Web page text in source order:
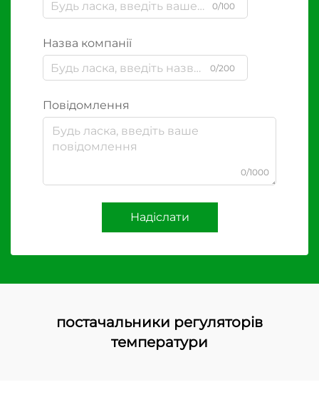
0/100
Назва компанії
0/200
Повідомлення
0/1000
Надіслати
постачальники регуляторів
температури